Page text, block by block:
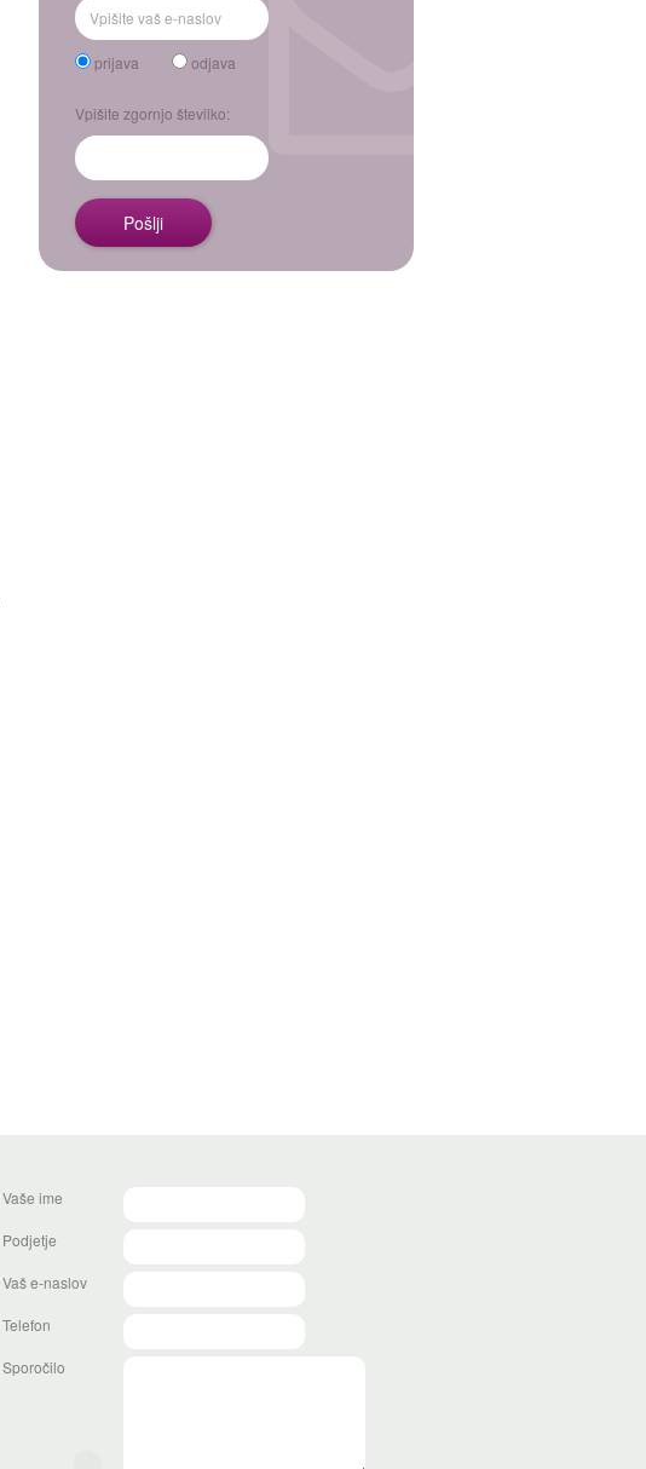
prijava odjava
Vpišite zgornjo številko:
Vaše ime
Podjetje
Vaš e-naslov
Telefon
Sporočilo